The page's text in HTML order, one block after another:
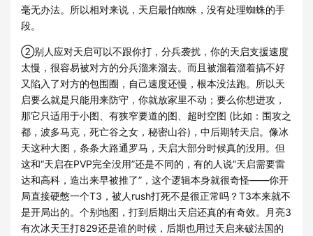
毫无办法。所以相对来说，天启最怕蜘蛛，没有处理蜘蛛的手
段。
②别人应对天启可以不跟你打，分兵袭扰，你的天启支援速度
太慢，很容易被对方的分兵溜来溜去。而且被溜着溜着搞不好
又陷入了对方的包围圈，自己速度还慢，根本没法跑。所以天
启要么就是只能用来防守，你就放家里不动；要么你想进攻，
那它只适用于小图、有狭窄要道的图、超时空图 (比如：围攻之
都，波多马克，死亡谷之女，秘密山谷)，中后期转天启。像冰
天这种大图，条条大路通罗马，天启大部分时候真的没用。但
这和“天启在PVP完全没用”还是不同的，有的人说“天启需要雷
达和高科，造出来早被推了”，这个逻辑本身就很奇怪——你开
局直接硬憋一个T3，被人rush打死不是很正常吗？T3本来就不
是开局出的。个别地图，打到后期出天启还真的有奇效。月亮3
有次冰天王打829还是谁的时候，后期也用过天启来破法国的